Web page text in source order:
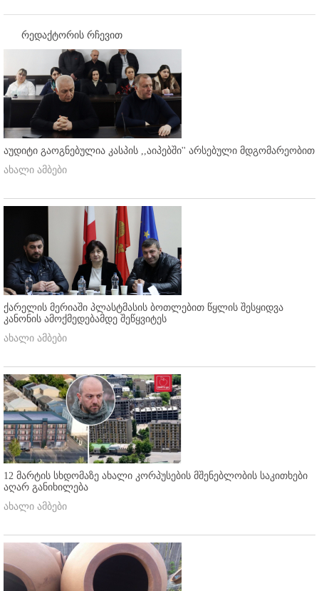
რედაქტორის რჩევით
აუდიტი გაოგნებულია კასპის ,,აიპებში'' არსებული მდგომარეობით
ახალი ამბები
ქარელის მერიაში პლასტმასის ბოთლებით წყლის შესყიდვა
კანონის ამოქმედებამდე შეწყვიტეს
ახალი ამბები
12 მარტის სხდომაზე ახალი კორპუსების მშენებლობის საკითხები
აღარ განიხილება
ახალი ამბები